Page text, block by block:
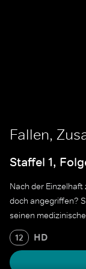
Fallen,
Staffel 1,
Nach der
doch angegriffen?
seinen
12 HD